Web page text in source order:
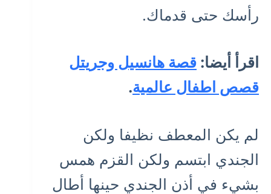
رأسك حتى قدماك.
اقرأ أيضا: قصة هانسيل وجريتل
قصص اطفال عالمية.
لم يكن المعطف نظيفا ولكن
الجندي ابتسم ولكن القزم همس
بشيء في أذن الجندي حينها أطال